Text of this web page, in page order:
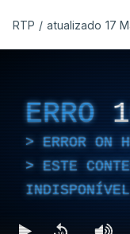
RTP / atualizado 17
ERRO
ERROR ON
ESTE
INDISPONÍVEL